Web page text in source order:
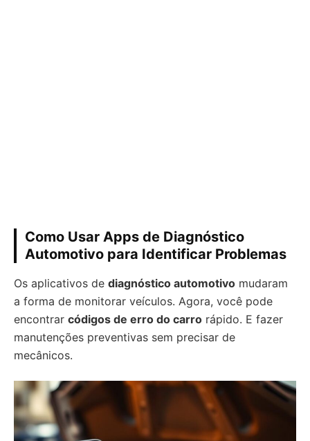
Como Usar Apps de Diagnóstico
Automotivo para Identificar Problemas
Os aplicativos de diagnóstico automotivo mudaram
a forma de monitorar veículos. Agora, você pode
encontrar códigos de erro do carro rápido. E fazer
manutenções preventivas sem precisar de
mecânicos.